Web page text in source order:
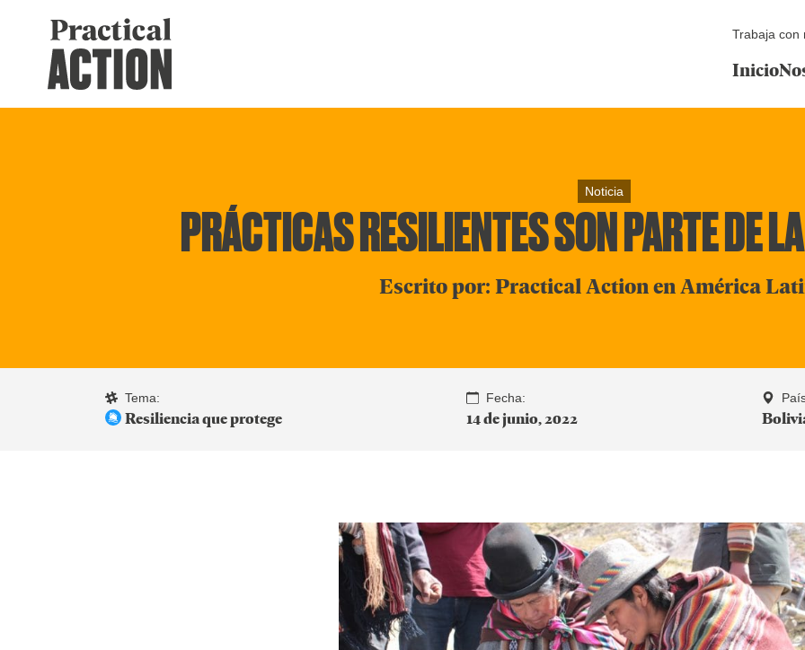
Trabaja con
Inicio
Noticia
PRÁCTICAS RESILIENTES SON PARTE DE
Escrito por: Practical Action en América
Tema:
Resiliencia que protege
Fecha:
14 de junio, 2022